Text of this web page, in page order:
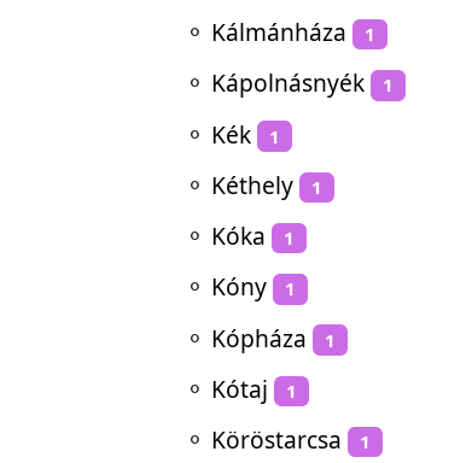
⚬ Kálmánháza 1
⚬ Kápolnásnyék 1
⚬ Kék 1
⚬ Kéthely 1
⚬ Kóka 1
⚬ Kóny 1
⚬ Kópháza 1
⚬ Kótaj 1
⚬ Köröstarcsa 1